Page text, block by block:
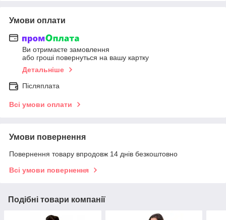
Умови оплати
Ви отримаєте замовлення
або гроші повернуться на вашу картку
Детальніше
Післяплата
Всі умови оплати
Умови повернення
Повернення товару впродовж 14 днів безкоштовно
Всі умови повернення
Подібні товари компанії